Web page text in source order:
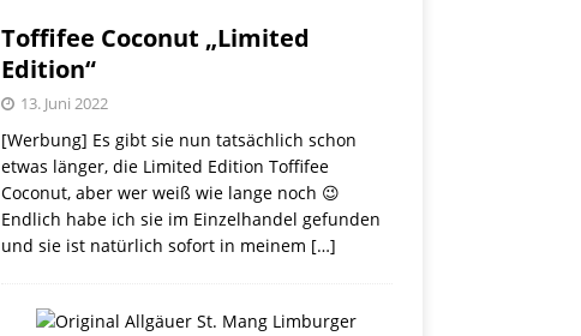
Toffifee Coconut „Limited
Edition“
13. Juni 2022
[Werbung] Es gibt sie nun tatsächlich schon
etwas länger, die Limited Edition Toffifee
Coconut, aber wer weiß wie lange noch 😉
Endlich habe ich sie im Einzelhandel gefunden
und sie ist natürlich sofort in meinem […]